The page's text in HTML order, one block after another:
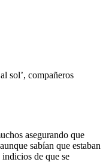
sol’, compañeros
asegurando que
sabían que estaban
de que se